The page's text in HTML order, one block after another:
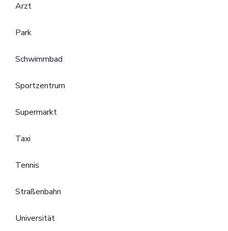
Arzt
Park
Schwimmbad
Sportzentrum
Supermarkt
Taxi
Tennis
Straßenbahn
Universität